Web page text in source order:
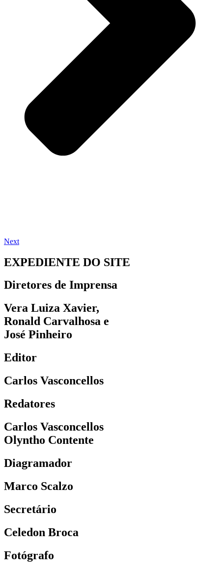
Next
EXPEDIENTE DO SITE
Diretores de Imprensa
Vera Luiza Xavier,
Ronald Carvalhosa e
José Pinheiro
Editor
Carlos Vasconcellos
Redatores
Carlos Vasconcellos
Olyntho Contente
Diagramador
Marco Scalzo
Secretário
Celedon Broca
Fotógrafo